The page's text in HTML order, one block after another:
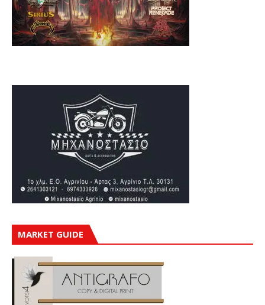
MARKET GUIDE